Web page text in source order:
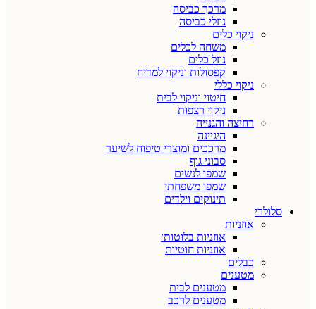
מרכך כביסה
נוזלי כביסה
ניקוי כלים
משחה לכלים
נוזל כלים
קפסולות וניקוי למדיח
ניקוי כללי
חיטוי וניקוי לבית
ניקוי רצפות
רחיצה והגנייה
היגיינה
מרככים ומוצרי טיפוח לשיער
סבוני גוף
שמפו לנשים
שמפו משפחתי
תינוקים וילדים
סלולרי
אוזניות
אוזניות בלוטות׳
אוזניות חוטיות
כבלים
מטענים
מטענים לבית
מטענים לרכב